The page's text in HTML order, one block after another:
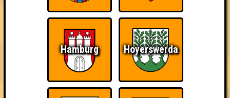
Hamburg Hoyerswerda